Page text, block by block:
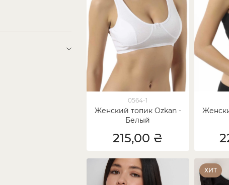
0564-1
Женский топик Ozkan -
Белый
215,00 ₴
ХИТ